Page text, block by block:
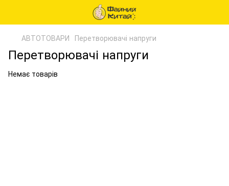
АВТОТОВАРИ Перетворювачі напруги
Перетворювачі напруги
Немає товарів